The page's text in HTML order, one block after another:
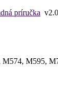
príručka
M574, M595,